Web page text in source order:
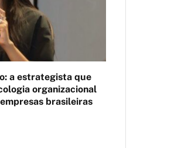
a estrategista que
organizacional
brasileiras